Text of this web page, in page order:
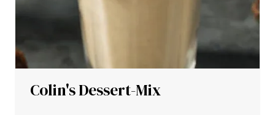
Colin's Dessert-Mix